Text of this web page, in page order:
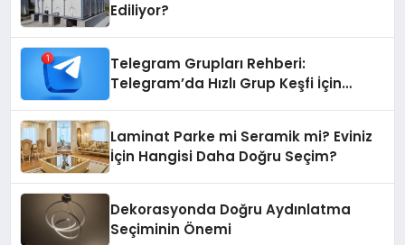
Ediliyor?
Telegram Grupları Rehberi:
Telegram’da Hızlı Grup Keşfi İçin
Laminat Parke mi Seramik mi? Eviniz
İçin Hangisi Daha Doğru Seçim?
Dekorasyonda Doğru Aydınlatma
Seçiminin Önemi